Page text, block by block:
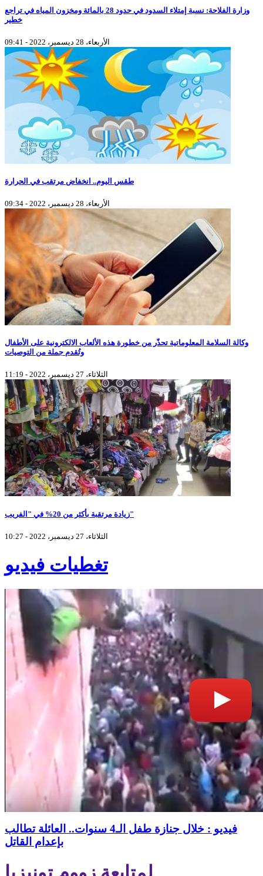
وزارة الفلاحة: نسبة إمتلاء السدود في حدود 28 بالمائة ومخزون المياه في تراجع
خطير
الأربعاء، 28 ديسمبر، 2022 - 09:41
طقس اليوم.. انخفاض مرتقب في الحرارة
الأربعاء، 28 ديسمبر، 2022 - 09:34
وكالة السلامة المعلوماتية تحذّر من خطورة هذه الألعاب الالكترونية على الأطفال
وتُقدم جملة من التوصيات
الثلاثاء، 27 ديسمبر، 2022 - 11:19
زيادة مرتقبة بأكثر من 20% في "الفريب"
الثلاثاء، 27 ديسمبر، 2022 - 10:27
تغطيات فيديو
فيديو : خلال جنازة طفل الـ4 سنوات.. العائلة تطالب
بإعدام القاتل